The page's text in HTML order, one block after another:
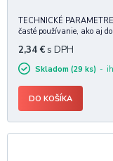
TECHNICKÉ
časté používanie, ako aj
balenia: 120 x 83 x 19 mm
2,34 € s DPH
Skladom (29 ks)
DO KOŠÍKA